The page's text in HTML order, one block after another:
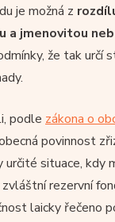
je možná z
a jmenovitou
že tak určí
podle zákona o
povinnost
situace, kdy
rezervní
laicky řečeno